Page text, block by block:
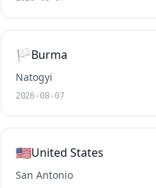
🏳️Burma
Natogyi
2026-08-07
🇺🇸United States
San Antonio